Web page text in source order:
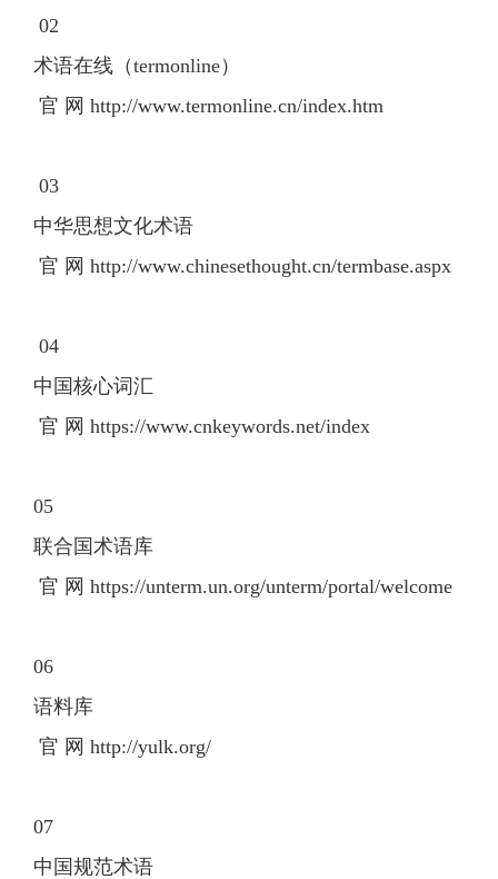
02
术语在线（termonline）
官 网 http://www.termonline.cn/index.htm
03
中华思想文化术语
官 网 http://www.chinesethought.cn/termbase.aspx
04
中国核心词汇
官 网 https://www.cnkeywords.net/index
05
联合国术语库
官 网 https://unterm.un.org/unterm/portal/welcome
06
语料库
官 网 http://yulk.org/
07
中国规范术语